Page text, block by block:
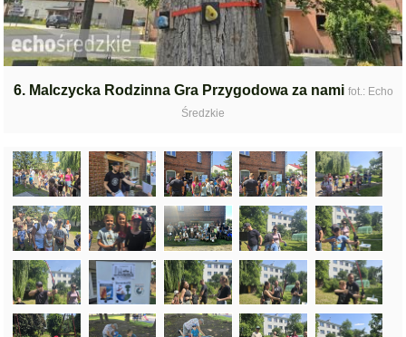
6. Malczycka Rodzinna Gra Przygodowa za nami fot.: Echo
Średzkie